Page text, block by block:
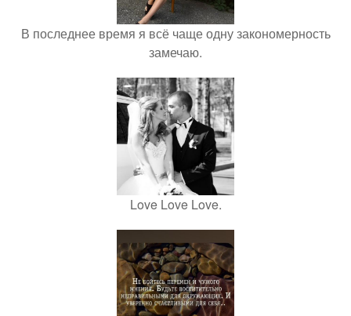
В последнее время я всё чаще одну закономерность
замечаю.
Love Love Love.